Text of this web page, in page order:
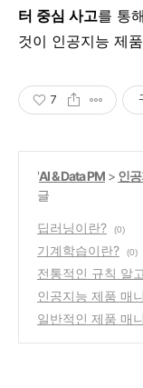
터 중심 사고를 통
것이 인공지능 제
7
'AI & Data PM > 인
글
딥러닝이란? (0)
기계학습이란? (0)
전통적인 규칙 알
(0)
인공지능 제품 매
매니저의 차이점
일반적인 제품 매